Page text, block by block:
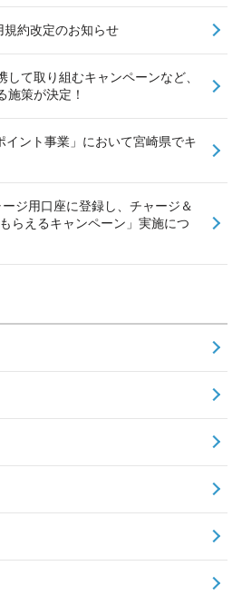
約改定のお知らせ
て取り組むキャンペーンなど、
施策が決定！
イント事業」において宮崎県でキ
ジ用口座に登録し、チャージ＆
らえるキャンペーン」実施につ